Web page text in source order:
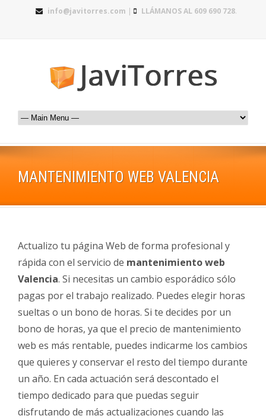
info@javitorres.com | LLÁMANOS AL 609 690 728.
MANTENIMIENTO WEB VALENCIA
Actualizo tu página Web de forma profesional y
rápida con el servicio de mantenimiento web
Valencia. Si necesitas un cambio esporádico sólo
pagas por el trabajo realizado. Puedes elegir horas
sueltas o un bono de horas. Si te decides por un
bono de horas, ya que el precio de mantenimiento
web es más rentable, puedes indicarme los cambios
que quieres y conservar el resto del tiempo durante
un año. En cada actuación será descontado el
tiempo dedicado para que puedas seguir
disfrutando de más actualizaciones cuando las